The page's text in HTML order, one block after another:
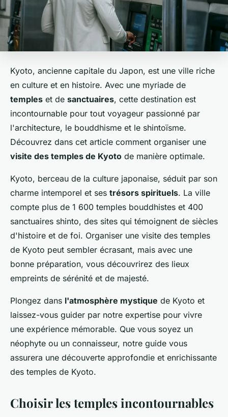
Kyoto, ancienne capitale du Japon, est une ville riche
en culture et en histoire. Avec une myriade de
temples et de sanctuaires, cette destination est
incontournable pour tout voyageur passionné par
l'architecture, le bouddhisme et le shintoïsme.
Découvrez dans cet article comment organiser une
visite des temples de Kyoto de manière optimale.
Kyoto, berceau de la culture japonaise, séduit par son
charme intemporel et ses trésors spirituels. La ville
compte plus de 1 600 temples bouddhistes et 400
sanctuaires shinto, des sites qui témoignent de siècles
d'histoire et de foi. Organiser une visite des temples
de Kyoto peut sembler écrasant, mais avec une
bonne préparation, vous découvrirez des lieux
empreints de sérénité et de majesté.
Plongez dans l'atmosphère mystique de Kyoto et
laissez-vous guider par notre expertise pour vivre
une expérience mémorable. Que vous soyez un
néophyte ou un connaisseur, notre guide vous
assurera une découverte approfondie et enrichissante
des temples de Kyoto.
Choisir les temples incontournables